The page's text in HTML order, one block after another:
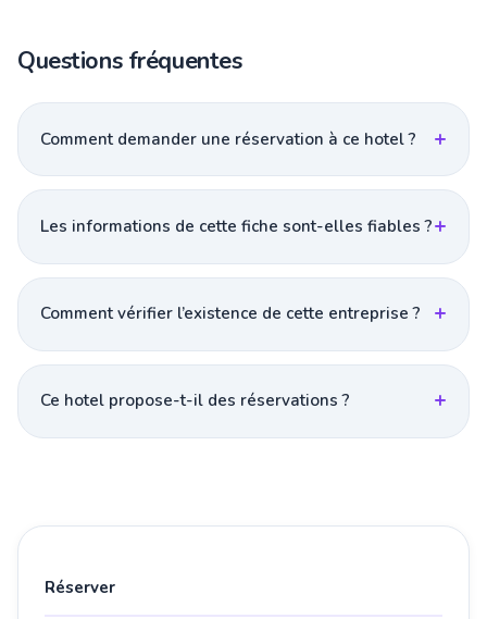
Questions fréquentes
Comment demander une réservation à ce hotel ?
Les informations de cette fiche sont-elles fiables ?
Comment vérifier l’existence de cette entreprise ?
Ce hotel propose-t-il des réservations ?
Réserver